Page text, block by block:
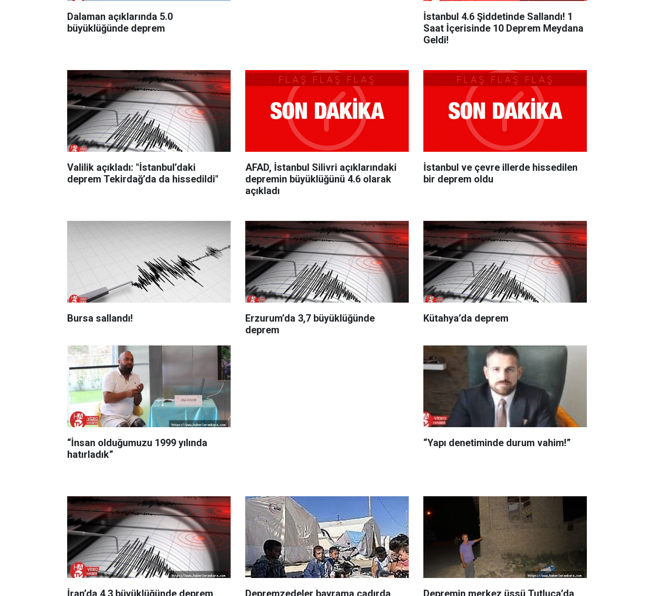
Dalaman açıklarında 5.0
büyüklüğünde deprem
İstanbul 4.6 Şiddetinde Sallandı! 1
Saat İçerisinde 10 Deprem Meydana
Geldi!
Valilik açıkladı: "İstanbul’daki
deprem Tekirdağ’da da hissedildi"
AFAD, İstanbul Silivri açıklarındaki
depremin büyüklüğünü 4.6 olarak
açıkladı
İstanbul ve çevre illerde hissedilen
bir deprem oldu
Bursa sallandı!
Erzurum’da 3,7 büyüklüğünde
deprem
Kütahya’da deprem
“İnsan olduğumuzu 1999 yılında
hatırladık”
“Yapı denetiminde durum vahim!”
İran’da 4,3 büyüklüğünde deprem Depremzedeler bayrama çadırda Depremin merkez üssü Tutluca’da